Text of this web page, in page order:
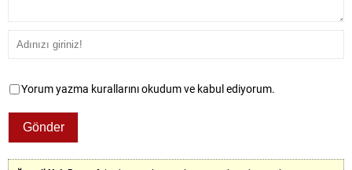
Yorum yazma kurallarını okudum ve kabul ediyorum.